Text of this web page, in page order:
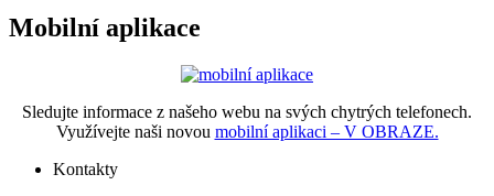
Mobilní aplikace
Sledujte informace z našeho webu na svých chytrých telefonech.
Využívejte naši novou mobilní aplikaci – V OBRAZE.
Kontakty